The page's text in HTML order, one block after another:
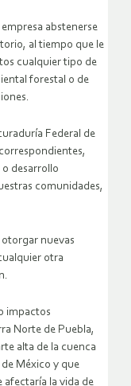
abstenerse
al tiempo que le
cualquier tipo de
forestal o de
Federal de
desarrollo
comunidades,
nuevas
otra
impactos
Norte de Puebla,
alta de la cuenca
México y que
afectaría la vida de